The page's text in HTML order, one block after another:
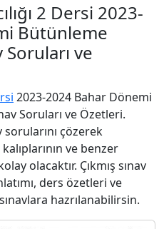
2 Dersi 2023-
Bütünleme
Soruları ve
2023-2024 Bahar Dönemi
Soruları ve Özetleri.
çözerek
ve benzer
olacaktır. Çıkmış sınav
ders özetleri ve
hazrılanabilirsin.